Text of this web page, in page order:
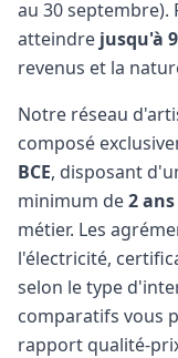
au 30
atteindre jusqu'à
revenus et la
Notre réseau
composé
BCE, disposant
minimum de2
métier. Les
l'électricité,
selon le type
comparatifs vous
rapport qualité-